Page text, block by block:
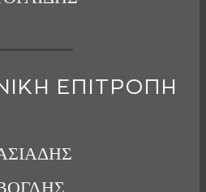
ΕΠΙΤΡΟΠΗ